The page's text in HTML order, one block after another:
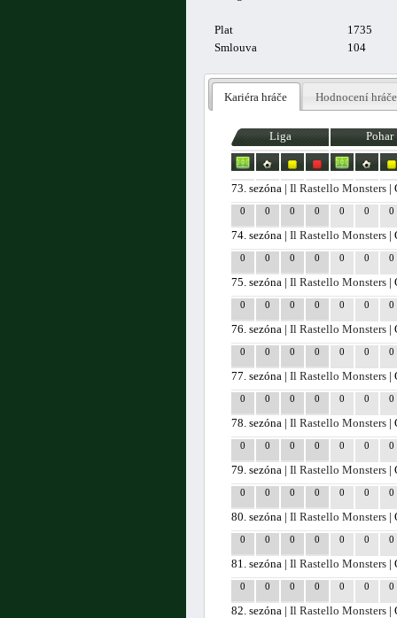
Plat
1735
Smlouva
104
Kariéra hráče Hodnocení hráče
Liga Pohar
73. sezóna |Il Rastello Monsters |
0 0 0 0 0 0 0
74. sezóna |Il Rastello Monsters |
0 0 0 0 0 0 0
75. sezóna |Il Rastello Monsters |
0 0 0 0 0 0 0
76. sezóna |Il Rastello Monsters |
0 0 0 0 0 0 0
77. sezóna |Il Rastello Monsters |
0 0 0 0 0 0 0
78. sezóna |Il Rastello Monsters |
0 0 0 0 0 0 0
79. sezóna |Il Rastello Monsters |
0 0 0 0 0 0 0
80. sezóna |Il Rastello Monsters |
0 0 0 0 0 0 0
81. sezóna |Il Rastello Monsters |
0 0 0 0 0 0 0
82. sezóna |Il Rastello Monsters |